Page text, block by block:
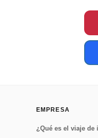
EMPRESA
¿Qué es el viaje de